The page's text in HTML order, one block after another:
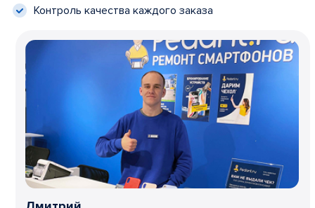
Контроль качества каждого заказа